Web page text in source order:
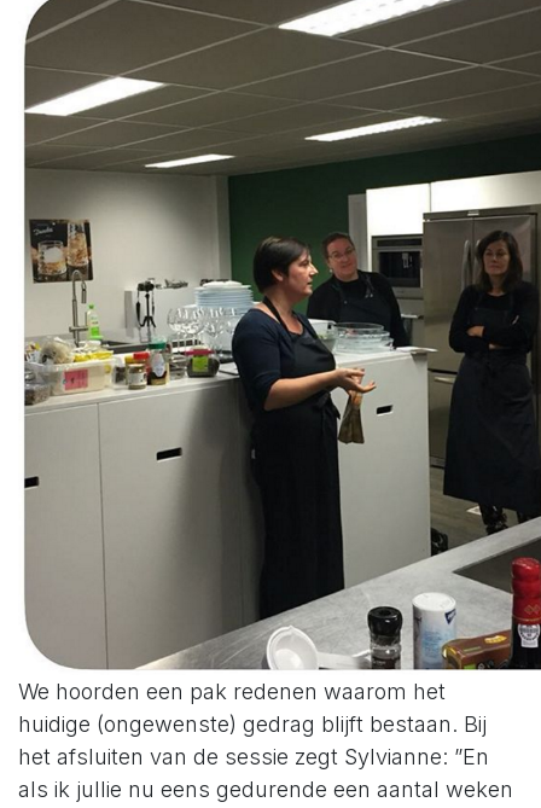
We hoorden een pak redenen waarom het
huidige (ongewenste) gedrag blijft bestaan. Bij
het afsluiten van de sessie zegt Sylvianne: ”En
als ik jullie nu eens gedurende een aantal weken